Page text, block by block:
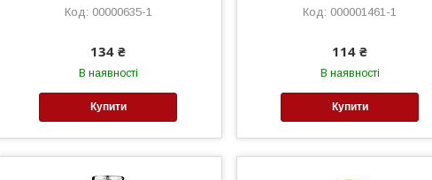
00000635-1
134 ₴
В наявності
Купити
000001461-1
114 ₴
В наявності
Купити